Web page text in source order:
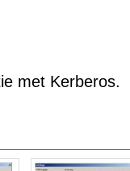
met Kerberos.